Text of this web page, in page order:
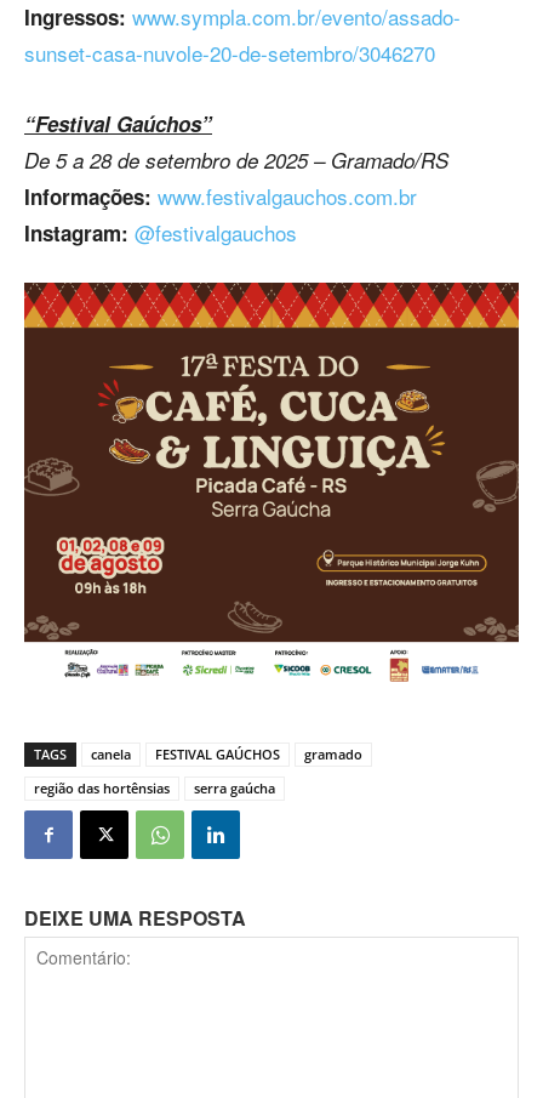
Ingressos: www.sympla.com.br/evento/assado-
sunset-casa-nuvole-20-de-setembro/3046270
“Festival Gaúchos”
De 5 a 28 de setembro de 2025 – Gramado/RS
Informações: www.festivalgauchos.com.br
Instagram: @festivalgauchos
TAGS canela FESTIVAL GAÚCHOS
gramado
região das hortênsias
serra gaúcha
DEIXE UMA RESPOSTA